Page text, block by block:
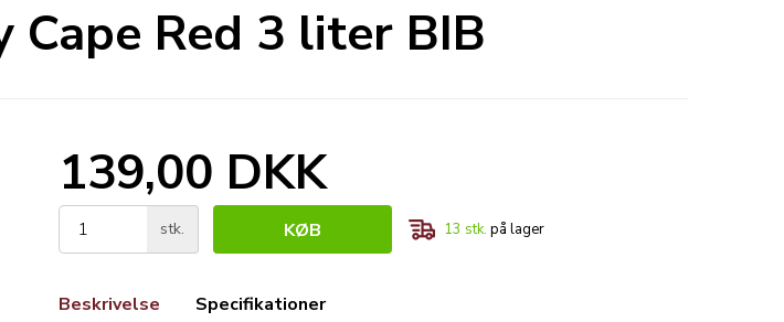
Red 3 liter BIB
139,00 DKK
stk. KØB 13 stk. på lager
Beskrivelse Specifikationer